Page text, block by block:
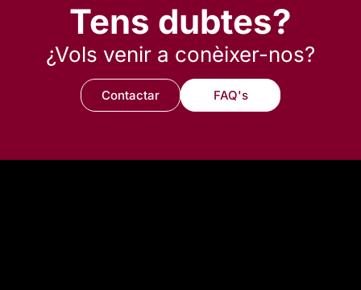
Tens dubtes?
¿Vols venir a conèixer-nos?
Contactar FAQ's